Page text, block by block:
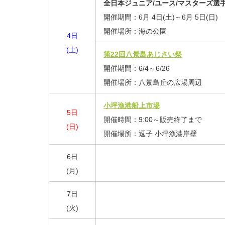
4日
(土)
全日本ジュニア/ユース/マスターズ選
開催期間： 6月 4日(土)～6月 5日(日)
開催場所：海の公園
第22回八景島あじさい祭
開催期間：6/4～6/26
開催場所：八景島丘の広場周辺
5日
(日)
小坪漁港船上市場
開催時間：9:00～販売終了まで
開催場所：逗子 小坪漁港岸壁
6日
(月)
7日
(火)